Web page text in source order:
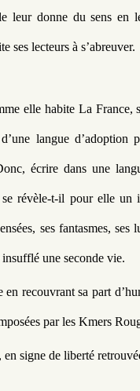
leur donne du sens en
ses lecteurs à s’abreuver.
elle habite La France,
langue d’adoption
écrire dans une
révèle-t-il pour elle un
ses fantasmes, ses
une seconde vie.
en recouvrant sa part
par les Kmers
signe de liberté